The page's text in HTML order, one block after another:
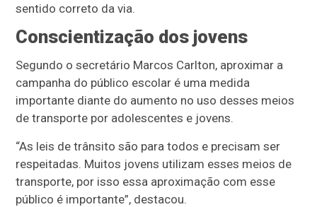
sentido correto da via.
Conscientização dos jovens
Segundo o secretário Marcos Carlton, aproximar a
campanha do público escolar é uma medida
importante diante do aumento no uso desses meios
de transporte por adolescentes e jovens.
“As leis de trânsito são para todos e precisam ser
respeitadas. Muitos jovens utilizam esses meios de
transporte, por isso essa aproximação com esse
público é importante”, destacou.